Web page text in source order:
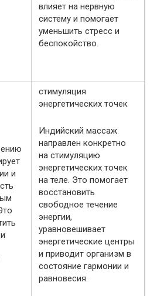
влияет на нервную
систему и помогает
уменьшить стресс и
беспокойство.
и
стимуляция
энергетических точек
Индийский массаж
направлен конкретно
на стимуляцию
энергетических точек
на теле. Это помогает
восстановить
свободное течение
энергии,
уравновешивает
энергетические центры
и приводит организм в
состояние гармонии и
равновесия.